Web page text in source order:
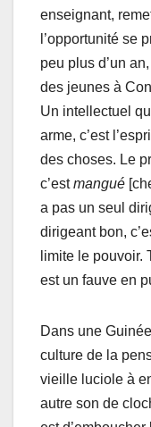
enseignant,
l’opportunité se
peu plus d’un
des jeunes à
Un intellectuel
arme, c’est
des choses. Le
c’estmangué
a pas un seul
dirigeant bon,
limite le pouvoir.
est un fauve en
Dans une
culture de la
vieille luciole à
autre son de